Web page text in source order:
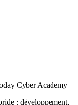
Cyber Academy
: développement,